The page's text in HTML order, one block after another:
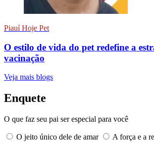
Piauí Hoje Pet
O estilo de vida do pet redefine a
vacinação
Veja mais blogs
Enquete
O que faz seu pai ser especial para você
O jeito único dele de amar
A força e a